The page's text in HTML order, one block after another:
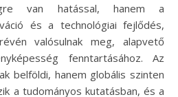
van hatással, hanem a
és a technológiai fejlődés,
valósulnak meg, alapvető
fenntartásához. Az
belföldi, hanem globális szinten
a tudományos kutatásban, és a